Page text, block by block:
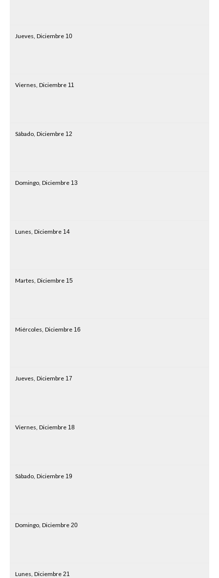
Jueves, Diciembre 10
Viernes, Diciembre 11
Sábado, Diciembre 12
Domingo, Diciembre 13
Lunes, Diciembre 14
Martes, Diciembre 15
Miércoles, Diciembre 16
Jueves, Diciembre 17
Viernes, Diciembre 18
Sábado, Diciembre 19
Domingo, Diciembre 20
Lunes, Diciembre 21